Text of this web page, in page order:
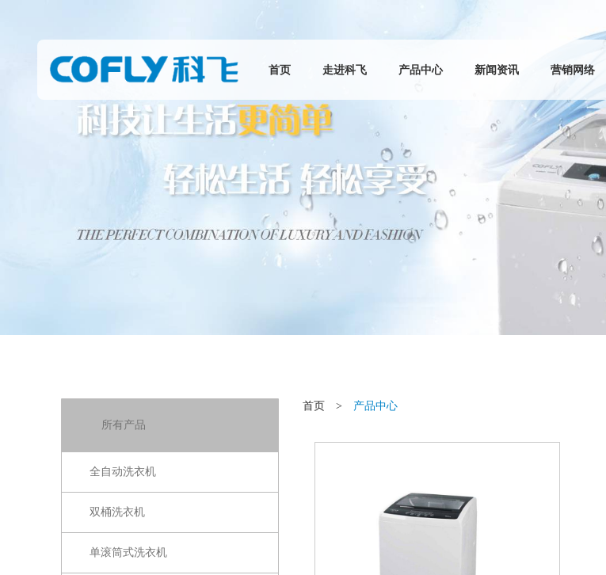
首页 走进科飞 产品中心 新闻资讯 营销网络
所有产品
全自动洗衣机
双桶洗衣机
单滚筒式洗衣机
首页 > 产品中心